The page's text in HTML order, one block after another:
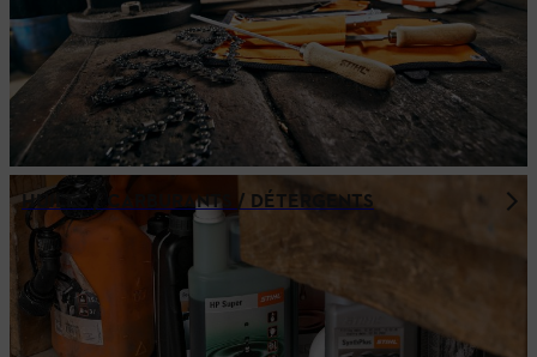
HUILES / CARBURANTS / DÉTERGENTS